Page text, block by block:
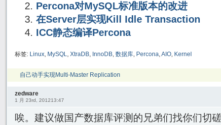
Percona对MySQL标准版本的改进
在Server层实现Kill Idle Transaction
ICC静态编译Percona
标签: Linux, MySQL, XtraDB, InnoDB, 数据库, Percona,AIO, Kernel
自己动手实现Multi-Master Replication
zedware
1 月 23rd, 201213:47
唉。建议做国产数据库评测的兄弟们找你们切